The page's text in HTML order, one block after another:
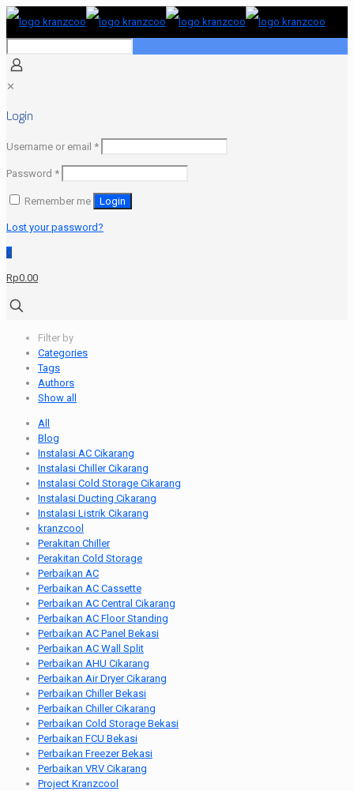
✕
Login
Username or email *Required
Password *Required
Remember me Login
Lost your password?
0
Rp0.00
Filter by
Categories
Tags
Authors
Show all
All
Blog
Instalasi AC Cikarang
Instalasi Chiller Cikarang
Instalasi Cold Storage Cikarang
Instalasi Ducting Cikarang
Instalasi Listrik Cikarang
kranzcool
Perakitan Chiller
Perakitan Cold Storage
Perbaikan AC
Perbaikan AC Cassette
Perbaikan AC Central Cikarang
Perbaikan AC Floor Standing
Perbaikan AC Panel Bekasi
Perbaikan AC Wall Split
Perbaikan AHU Cikarang
Perbaikan Air Dryer Cikarang
Perbaikan Chiller Bekasi
Perbaikan Chiller Cikarang
Perbaikan Cold Storage Bekasi
Perbaikan FCU Bekasi
Perbaikan Freezer Bekasi
Perbaikan VRV Cikarang
Project Kranzcool